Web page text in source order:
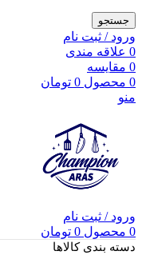
جستجو
ورود / ثبت نام
0 علاقه مندی
0 مقایسه
0 محصول 0 تومان
منو
ورود / ثبت نام
0 محصول 0 تومان
دسته بندی کالاها